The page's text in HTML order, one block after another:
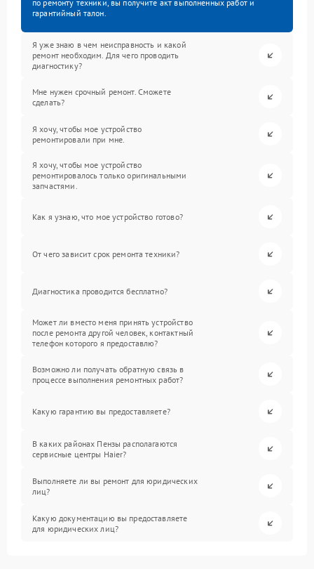
по ремонту техники, вы получите акт выполненных работ и
гарантийный талон.
Я уже знаю в чем неисправность и какой
ремонт необходим. Для чего проводить
диагностику?
Мне нужен срочный ремонт. Сможете
сделать?
Я хочу, чтобы мое устройство
ремонтировали при мне.
Я хочу, чтобы мое устройство
ремонтировалось только оригинальными
запчастями.
Как я узнаю, что мое устройство готово?
От чего зависит срок ремонта техники?
Диагностика проводится бесплатно?
Может ли вместо меня принять устройство
после ремонта другой человек, контактный
телефон которого я предоставлю?
Возможно ли получать обратную связь в
процессе выполнения ремонтных работ?
Какую гарантию вы предоставляете?
В каких районах Пензы располагаются
сервисные центры Haier?
Выполняете ли вы ремонт для юридических
лиц?
Какую документацию вы предоставляете
для юридических лиц?